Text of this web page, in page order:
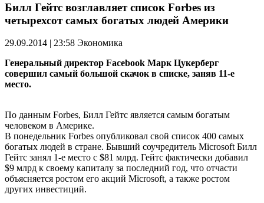
Билл Гейтс возглавляет список Forbes из
четырехсот самых богатых людей Америки
29.09.2014 | 23:58 Экономика
Генеральный директор Facebook Марк Цукерберг
совершил самый большой скачок в списке, заняв 11-е
место.
По данным Forbes, Билл Гейтс является самым богатым
человеком в Америке.
В понедельник Forbes опубликовал свой список 400 самых
богатых людей в стране. Бывший соучредитель Microsoft Билл
Гейтс занял 1-е место с $81 млрд. Гейтс фактически добавил
$9 млрд к своему капиталу за последний год, что отчасти
объясняется ростом его акций Microsoft, а также ростом
других инвестиций.